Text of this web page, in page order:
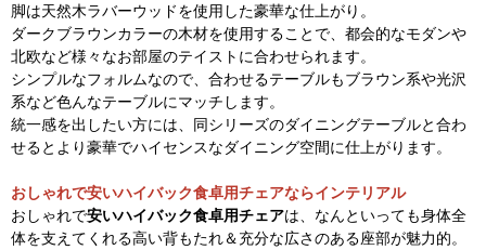
脚は天然木ラバーウッドを使用した豪華な仕上がり。
ダークブラウンカラーの木材を使用することで、都会的なモダンや
北欧など様々なお部屋のテイストに合わせられます。
シンプルなフォルムなので、合わせるテーブルもブラウン系や光沢
系など色んなテーブルにマッチします。
統一感を出したい方には、同シリーズのダイニングテーブルと合わ
せるとより豪華でハイセンスなダイニング空間に仕上がります。
おしゃれで安いハイバック食卓用チェアならインテリアル
おしゃれで安いハイバック食卓用チェアは、なんといっても身体全
体を支えてくれる高い背もたれ＆充分な広さのある座部が魅力的。